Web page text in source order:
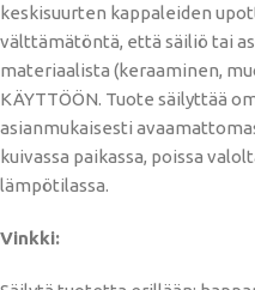
keskisuurten kappaleiden
välttämätöntä, että säiliö tai
materiaalista (keraaminen,
KÄYTTÖÖN. Tuote säilyttää
asianmukaisesti
kuivassa paikassa, poissa
lämpötilassa.
Vinkki: